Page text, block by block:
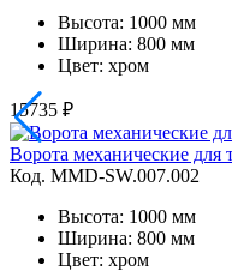
Высота: 1000 мм
Ширина: 800 мм
Цвет: хром
15735 ₽
Ворота механические для
Код. MMD-SW.007.002
Высота: 1000 мм
Ширина: 800 мм
Цвет: хром